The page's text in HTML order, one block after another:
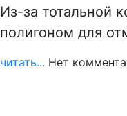
Из-за тотальной
полигоном для
читать... Нет